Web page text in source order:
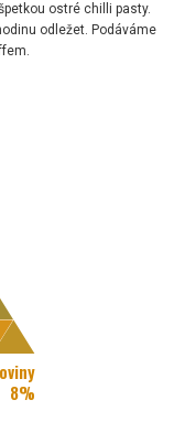
ostré chilli pasty.
odležet. Podáváme
8%